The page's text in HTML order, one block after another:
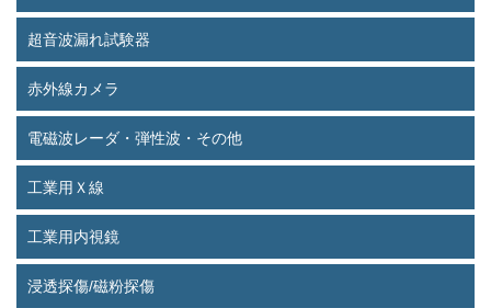
超音波漏れ試験器
赤外線カメラ
電磁波レーダ・弾性波・その他
工業用Ｘ線
工業用内視鏡
浸透探傷/磁粉探傷